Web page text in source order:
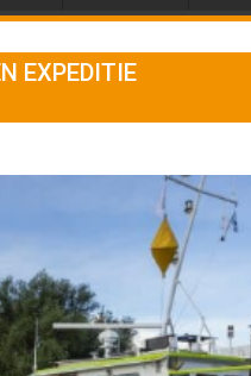
EXPEDITIE